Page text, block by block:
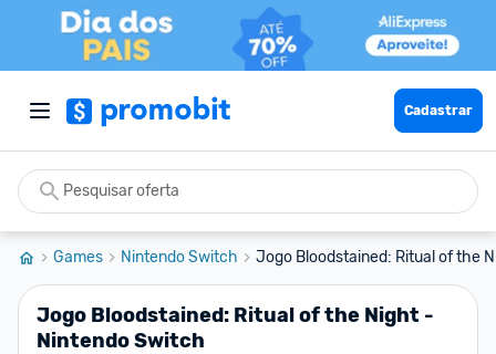
Cadastrar
Games Nintendo Switch Jogo Bloodstained: Ritual of the
Jogo Bloodstained: Ritual of the Night -
Nintendo Switch